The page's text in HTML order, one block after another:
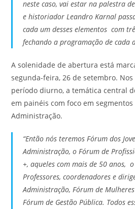
neste caso, vai estar na palestra
e historiador Leandro Karnal
cada um desses elementos com
fechando a programação de cada
A solenidade de abertura está
segunda-feira, 26 de setembro. Nos
período diurno, a temática central
em painéis com foco em
Administração.
“Então nós teremos Fórum dos
Administração, o Fórum de
+, aqueles com mais de 50 anos,
Professores, coordenadores e
Administração, Fórum de
Fórum de Gestão Pública. Todos